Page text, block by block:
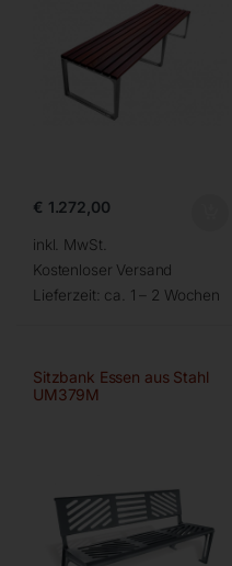
€ 1.272,00
inkl. MwSt.
Kostenloser Versand
Lieferzeit: ca. 1 – 2 Wochen
Sitzbank Essen aus Stahl
UM379M